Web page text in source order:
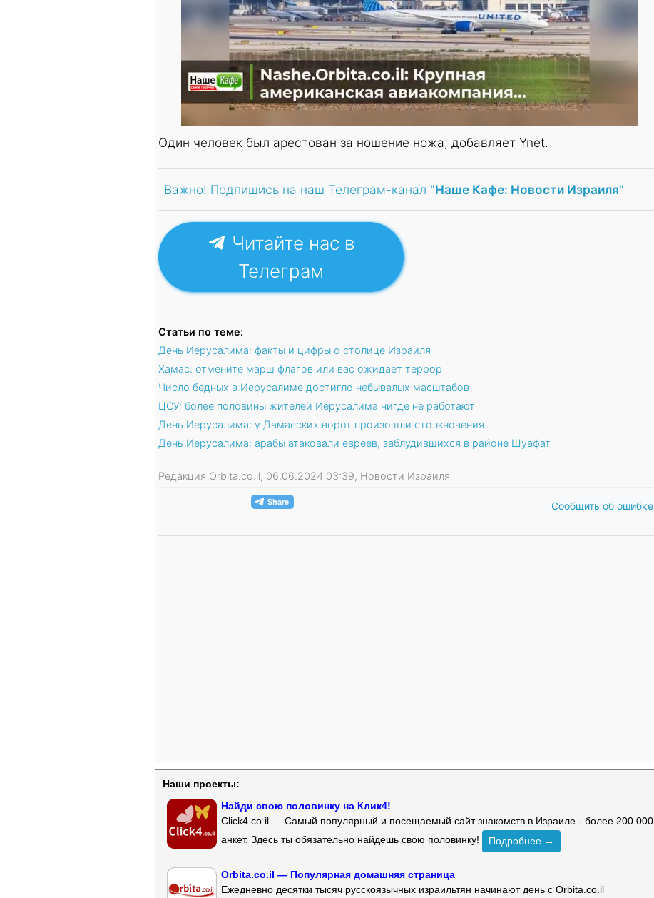
Один человек был арестован за ношение ножа, добавляет Ynet.
Важно! Подпишись на наш Телеграм-канал "Наше Кафе: Новости Израиля"
Читайте нас в
Телеграм
Статьи по теме:
День Иерусалима: факты и цифры о столице Израиля
Хамас: отмените марш флагов или вас ожидает террор
Число бедных в Иерусалиме достигло небывалых масштабов
ЦСУ: более половины жителей Иерусалима нигде не работают
День Иерусалима: у Дамасских ворот произошли столкновения
День Иерусалима: арабы атаковали евреев, заблудившихся в районе Шуафат
Редакция Orbita.co.il, 06.06.2024 03:39, Новости Израиля
Сообщить об ошибке
Наши проекты:
Найди свою половинку на Клик4!
Click4.co.il — Самый популярный и посещаемый сайт знакомств в Израиле - более 200 000
анкет. Здесь ты обязательно найдешь свою половинку!
Подробнее →
Orbita.co.il — Популярная домашняя страница
Ежедневно десятки тысяч русскоязычных израильтян начинают день с Orbita.co.il